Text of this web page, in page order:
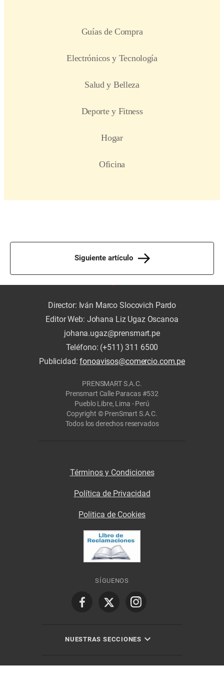
Siguiente artículo
Director: Iván Marco Slocovich Pardo
Editor Web: Johana Liz Ugaz Oscanoa
johana.ugaz@prensmart.pe
Teléfono: (+511) 311 6500
Publicidad:fonoavisos@comercio.com.pe
PRENSMART S.A.C.
Prensmart Calle Paracas #532
Pueblo Libre, Lima - Perú
Copyright © PrenSmart S.A.C.
Todos los derechos reservados
Términos y Condiciones
Política de Privacidad
Politica de Cookies
SÍGUENOS
NUESTRAS SECCIONES